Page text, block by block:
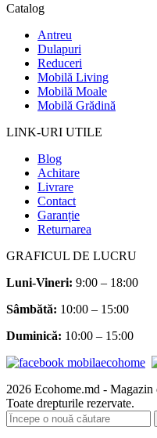
Catalog
Antreu
Dulapuri
Reduceri
Mobilă Living
Mobilă Moale
Mobilă Grădină
LINK-URI UTILE
Blog
Achitare
Livrare
Contact
Garanție
Returnarea
GRAFICUL DE LUCRU
Luni-Vineri: 9:00 – 18:00
Sâmbătă: 10:00 – 15:00
Duminică: 10:00 – 15:00
2026 Ecohome.md -
Toate drepturile rezervate.